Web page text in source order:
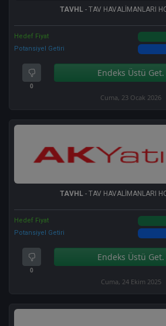
TAVHL - TAV HAVALİMANLARI
Hedef Fiyat
Potansiyel Getiri
0
Endeks Üstü Get.
Cuma, 23 Ocak 2026
TAVHL - TAV HAVALİMANLARI
Hedef Fiyat
Potansiyel Getiri
0
Endeks Üstü Get.
Cuma, 24 Ekim 2025